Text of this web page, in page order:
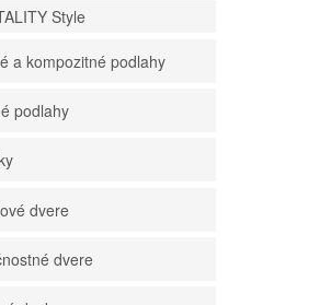
Style
a kompozitné podlahy
podlahy
dvere
dvere